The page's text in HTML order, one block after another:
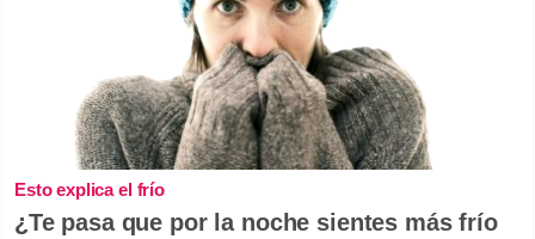
Esto explica el frío
¿Te pasa que por la noche sientes más frío